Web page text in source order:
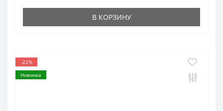
В КОРЗИНУ
-22%
Новинка